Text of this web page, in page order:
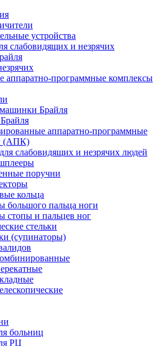
устройства
слабовидящих и незрячих
аппаратно-программные комплексы
Брайля
аппаратно-программные
(АПК)
слабовидящих и незрячих людей
поручни
кольца
большого пальца ноги
стопы и пальцев ног
стельки
(супинаторы)
больниц
РЦ